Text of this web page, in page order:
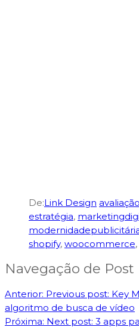
De:Link Design avaliação
estratégia,
shopify, woocommerce,
Navegação de Post
Anterior: Previous post: Key
algoritmo de busca de vídeo
Próxima: Next post: 3 apps